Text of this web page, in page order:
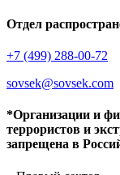
Отдел
+7 (499) 288-00-72
sovsek@sovsek.com
*Организации и
террористов и
запрещена в